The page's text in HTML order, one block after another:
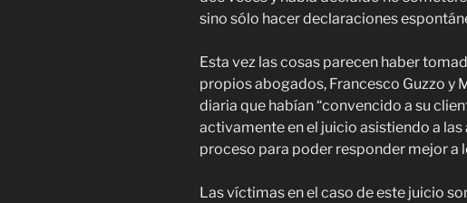
sino sólo hacer declaraciones
Esta vez las cosas parecen haber
propios abogados, Francesco Guzzo y
diaria que habían “convencido a su
activamente en el juicio asistiendo a las
proceso para poder responder mejor a
Las víctimas en el caso de este juicio